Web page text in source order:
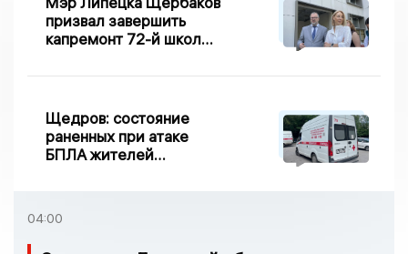
призвал завершить
капремонт 72-й школы
Щедров: состояние
раненных при атаке
БПЛА жителей
04:00